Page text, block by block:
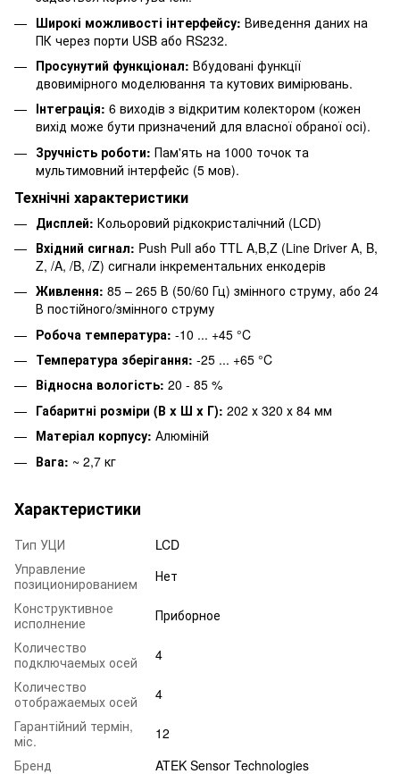
Широкі можливості інтерфейсу: Виведення даних на
ПК через порти USB або RS232.
Просунутий функціонал: Вбудовані функції
двовимірного моделювання та кутових вимірювань.
Інтеграція: 6 виходів з відкритим колектором (кожен
вихід може бути призначений для власної обраної осі).
Зручність роботи: Пам'ять на 1000 точок та
мультимовний інтерфейс (5 мов).
Технічні характеристики
Дисплей: Кольоровий рідкокристалічний (LCD)
Вхідний сигнал: Push Pull або TTL A,B,Z (Line Driver A, B,
Z, /A, /B, /Z) сигнали інкрементальних енкодерів
Живлення: 85 – 265 В (50/60 Гц) змінного струму, або 24
В постійного/змінного струму
Робоча температура: -10 ... +45 °C
Температура зберігання: -25 ... +65 °C
Відносна вологість: 20 - 85 %
Габаритні розміри (В x Ш x Г): 202 х 320 х 84 мм
Матеріал корпусу: Алюміній
Вага: ~ 2,7 кг
Характеристики
Тип УЦИ
LCD
Управление
позиционированием
Нет
Конструктивное
исполнение
Приборное
Количество
подключаемых осей
4
Количество
отображаемых осей
4
Гарантійний термін,
міс.
12
Бренд
ATEK Sensor Technologies